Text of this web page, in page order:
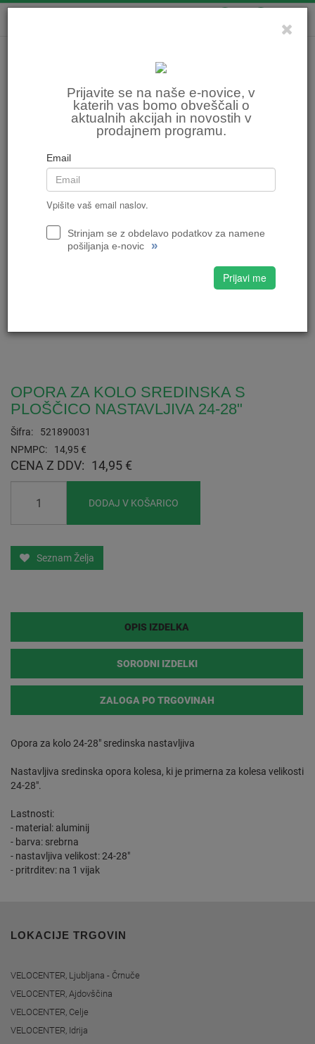
Prijavite se na naše e-novice, v
katerih vas bomo obveščali o
aktualnih akcijah in novostih v
prodajnem programu.
Email
Vpišite vaš email naslov.
Strinjam se z obdelavo podatkov za namene
pošiljanja e-novic
»
Prijavi me
OPORA ZA KOLO SREDINSKA S
PLOŠČICO NASTAVLJIVA 24-28"
Šifra:
521890031
NPMPC:
14,95 €
CENA Z DDV: 14,95 €
DODAJ V KOŠARICO
Seznam Želja
OPIS IZDELKA
SORODNI IZDELKI
ZALOGA PO TRGOVINAH
Opora za kolo 24-28" sredinska nastavljiva
Nastavljiva sredinska opora kolesa, ki je primerna za kolesa velikosti
24-28".
Lastnosti:
- material: aluminij
- barva: srebrna
- nastavljiva velikost: 24-28"
- pritrditev: na 1 vijak
LOKACIJE TRGOVIN
VELOCENTER, Ljubljana - Črnuče
VELOCENTER, Ajdovščina
VELOCENTER, Celje
VELOCENTER, Idrija